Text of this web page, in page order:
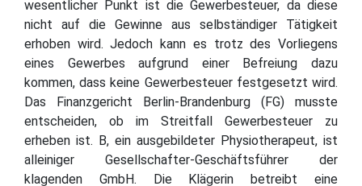
wesentlicher Punkt ist die Gewerbesteuer, da diese
nicht auf die Gewinne aus selbständiger Tätigkeit
erhoben wird. Jedoch kann es trotz des Vorliegens
eines Gewerbes aufgrund einer Befreiung dazu
kommen, dass keine Gewerbesteuer festgesetzt wird.
Das Finanzgericht Berlin-Brandenburg (FG) musste
entscheiden, ob im Streitfall Gewerbesteuer zu
erheben ist. B, ein ausgebildeter Physiotherapeut, ist
alleiniger Gesellschafter-Geschäftsführer der
klagenden GmbH. Die Klägerin betreibt eine